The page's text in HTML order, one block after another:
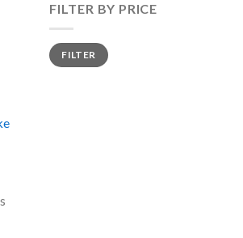
FILTER BY PRICE
Min
price
Max
priceFILTER